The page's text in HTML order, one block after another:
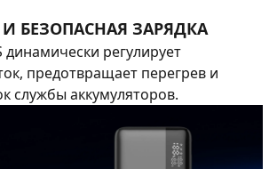
И БЕЗОПАСНАЯ ЗАРЯДКА
динамически регулирует
предотвращает перегрев и
службы аккумуляторов.